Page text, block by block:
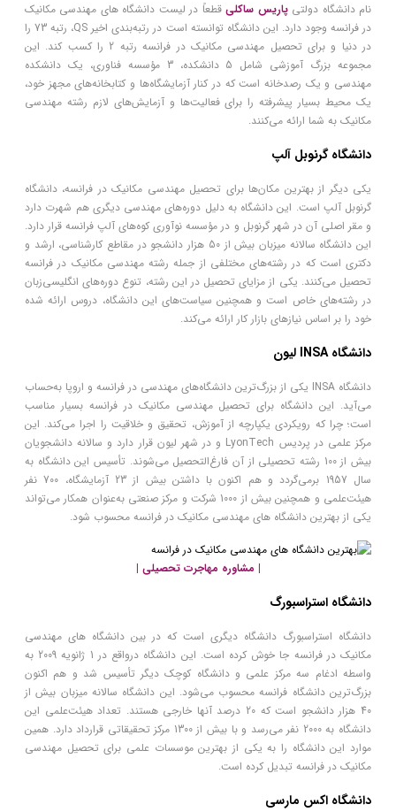
نام دانشگاه دولتیپاریس ساکلیقطعاً در لیست دانشگاه های مهندسی مکانیک
در فرانسه وجود دارد. این دانشگاه توانسته است در رتبه‌بندی اخیر QS، رتبه 73 را
در دنیا و برای تحصیل مهندسی مکانیک در فرانسه رتبه 2 را کسب کند. این
مجموعه بزرگ آموزشی شامل 5 دانشکده، 3 مؤسسه فناوری، یک دانشکده
مهندسی و یک رصدخانه است که در کنار آزمایشگاه‌ها و کتابخانه‌های مجهز خود،
یک محیط بسیار پیشرفته را برای فعالیت‌ها و آزمایش‌های لازم رشته مهندسی
مکانیک به شما ارائه می‌کنند.
دانشگاه گرنوبل آلپ
یکی دیگر از بهترین مکان‌ها برای تحصیل مهندسی مکانیک در فرانسه، دانشگاه
گرنوبل آلپ است. این دانشگاه به دلیل دوره‌های مهندسی دیگری هم شهرت دارد
و مقر اصلی آن در شهر گرنوبل و در مؤسسه نوآوری کوه‌های آلپ فرانسه قرار دارد.
این دانشگاه سالانه میزبان بیش از 50 هزار دانشجو در مقاطع کارشناسی، ارشد و
دکتری است که در رشته‌های مختلفی از جمله رشته مهندسی مکانیک در فرانسه
تحصیل می‌کنند. یکی از مزایای تحصیل در این رشته، تنوع دوره‌های انگلیسی‌زبان
در رشته‌های خاص است و همچنین سیاست‌های این دانشگاه، دروس ارائه شده
خود را بر اساس نیازهای بازار کار ارائه می‌کند.
دانشگاه INSA لیون
دانشگاه INSA یکی از بزرگ‌ترین دانشگاه‌های مهندسی در فرانسه و اروپا به‌حساب
می‌آید. این دانشگاه برای تحصیل مهندسی مکانیک در فرانسه بسیار مناسب
است؛ چرا که رویکردی یکپارچه از آموزش، تحقیق و خلاقیت را اجرا می‌کند. این
مرکز علمی در پردیس LyonTech و در شهر لیون قرار دارد و سالانه دانشجویان
بیش از 100 رشته تحصیلی از آن فارغ‌التحصیل می‌شوند. تأسیس این دانشگاه به
سال 1957 برمی‌گردد و هم اکنون با داشتن بیش از 23 آزمایشگاه، 700 نفر
هیئت‌علمی و همچنین بیش از 1000 شرکت و مرکز صنعتی به‌عنوان همکار می‌تواند
یکی از بهترین دانشگاه های مهندسی مکانیک در فرانسه محسوب شود.
| مشاوره مهاجرت تحصیلی |
دانشگاه استراسبورگ
دانشگاه استراسبورگ دانشگاه دیگری است که در بین دانشگاه های مهندسی
مکانیک در فرانسه جا خوش کرده است. این دانشگاه درواقع در 1 ژانویه 2009 به
واسطه ادغام سه مرکز علمی و دانشگاه کوچک دیگر تأسیس شد و هم اکنون
بزرگ‌ترین دانشگاه فرانسه محسوب می‌شود. این دانشگاه سالانه میزبان بیش از
40 هزار دانشجو است که 20 درصد آنها خارجی هستند. تعداد هیئت‌علمی این
دانشگاه به 2000 نفر می‌رسد و با بیش از 1300 مرکز تحقیقاتی قرارداد دارد. همین
موارد این دانشگاه را به یکی از بهترین موسسات علمی برای تحصیل مهندسی
مکانیک در فرانسه تبدیل کرده است.
دانشگاه اکس مارسی